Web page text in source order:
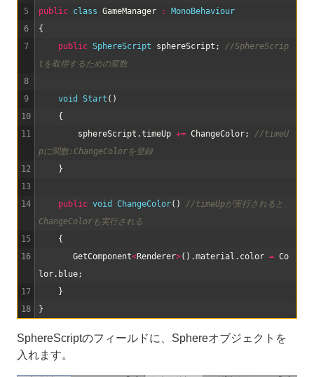
5
6
7
8
9
10
11
12
13
14
15
16
17
18
public class GameManager :
MonoBehaviour
{
public SphereScript sphereScript ;
//SphereScrip
tを取得するための変数
void Start ( )
{
sphereScript .timeUp += ChangeColor;
//timeU
pに関数:ChangeColorを登録
}
public void ChangeColor( )
//timeUpが実行されると、
ChangeColorも実行される
{
GetComponent<Renderer>( ) .material . color = Co
lor. blue;
}
}
SphereScriptのフィールドに、Sphereオブジェクトを
入れます。